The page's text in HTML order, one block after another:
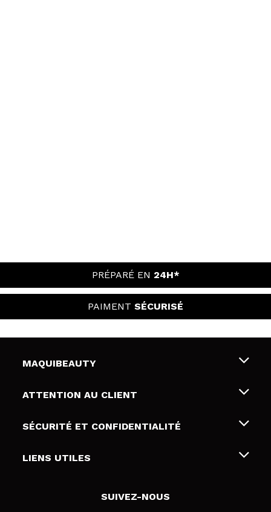
PRÉPARÉ EN 24H*
PAIMENT SÉCURISÉ
MAQUIBEAUTY
Qui sommes nous
Cartes-cadeaux
ATTENTION AU CLIENT
Livraison & retour
Modes de paiement
SÉCURITÉ ET CONFIDENTIALITÉ
Conditions et confidentialité
LIENS UTILES
SUIVEZ-NOUS